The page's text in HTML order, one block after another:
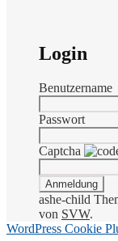
Login
Benutzername
Passwort
Captcha
ashe-child
von SVW.
WordPress Cookie